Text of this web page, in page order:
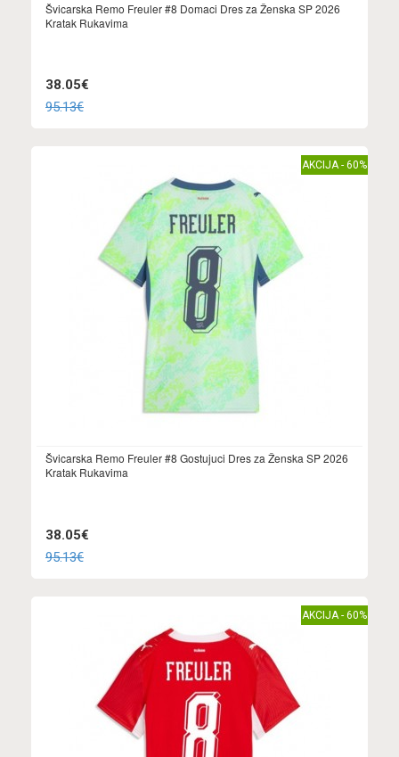
Švicarska Remo Freuler #8 Domaci Dres za Ženska SP 2026
Kratak Rukavima
38.05€
95.13€
AKCIJA - 60%
Švicarska Remo Freuler #8 Gostujuci Dres za Ženska SP 2026
Kratak Rukavima
38.05€
95.13€
AKCIJA - 60%